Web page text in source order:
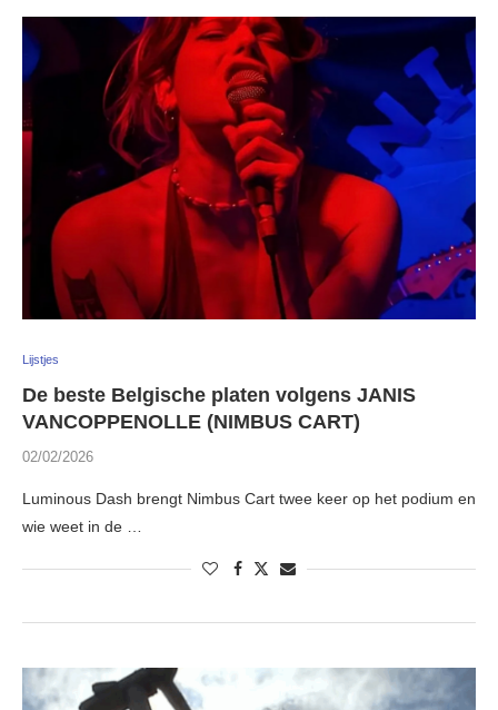
Lijstjes
De beste Belgische platen volgens JANIS
VANCOPPENOLLE (NIMBUS CART)
02/02/2026
Luminous Dash brengt Nimbus Cart twee keer op het podium en
wie weet in de …